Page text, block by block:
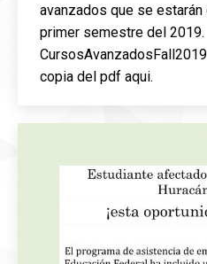
avanzados que se
primer semestre del 2019.
copia del pdf aqui.